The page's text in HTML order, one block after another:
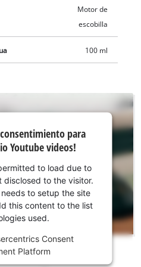
especiales de agarre
agradablemente en la mano
off está equipado con una
para trabajos de limpieza
batería se conserva fácil y
batería ni cargador. Estos son
ejemplo, como práctico set para
para el limpiacristales
están contenidos
de barras telescópicas para
de boquillas para limpiar
y grandes.
Motor de
escobilla
100 ml
para
Youtube videos!
to load due to
to the visitor.
to setup the site
this content to the list
used.
Consent
Platform